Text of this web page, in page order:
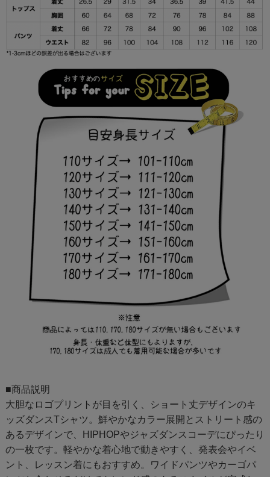
■商品説明
大胆なロゴプリントが目を引く、ショート丈デザインのキ
ッズダンスTシャツ。鮮やかなカラー展開とストリート感の
あるデザインで、HIPHOPやジャズダンスコーデにぴったり
の一枚です。軽やかな着心地で動きやすく、発表会やイベ
ント、レッスン着にもおすすめ。ワイドパンツやカーゴパ